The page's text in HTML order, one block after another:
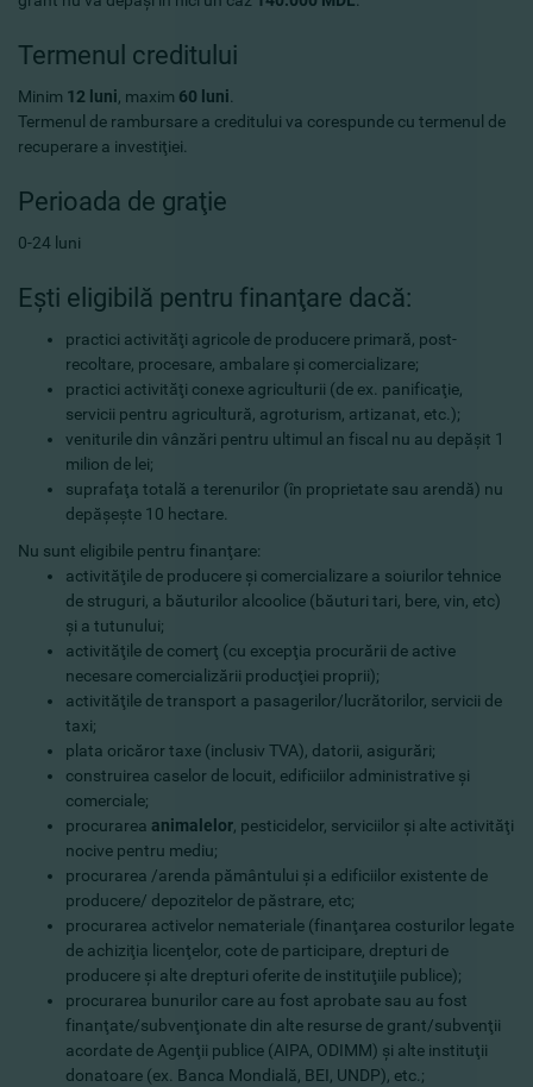
Termenul creditului
Minim 12 luni , maxim 60 luni
Termenul de rambursare a creditului va corespunde cu termenul de
recuperare a investiţiei.
Perioada de graţie
0-24 luni
Eşti eligibilă pentru finanţare dacă:
practici activităţi agricole de producere primară, post-
recoltare, procesare, ambalare şi comercializare;
practici activităţi conexe agriculturii (de ex. panificaţie,
servicii pentru agricultură, agroturism, artizanat, etc.);
veniturile din vânzări pentru ultimul an fiscal nu au depăşit 1
milion de lei;
suprafaţa totală a terenurilor (în proprietate sau arendă) nu
depăşeşte 10 hectare.
Nu sunt eligibile pentru finanţare:
activităţile de producere şi comercializare a soiurilor tehnice
de struguri, a băuturilor alcoolice (băuturi tari, bere, vin, etc)
şi a tutunului;
activităţile de comerţ (cu excepţia procurării de active
necesare comercializării producţiei proprii);
activităţile de transport a pasagerilor/lucrătorilor, servicii de
taxi;
plata oricăror taxe (inclusiv TVA), datorii, asigurări;
construirea caselor de locuit, edificiilor administrative şi
comerciale;
procurarea animalelor , pesticidelor, serviciilor şi alte activităţi
nocive pentru mediu;
procurarea /arenda pământului şi a edificiilor existente de
producere/ depozitelor de păstrare, etc;
procurarea activelor nemateriale (finanţarea costurilor legate
de achiziţia licenţelor, cote de participare, drepturi de
producere şi alte drepturi oferite de instituţiile publice);
procurarea bunurilor care au fost aprobate sau au fost
finanţate/subvenţionate din alte resurse de grant/subvenţii
acordate de Agenţii publice (AIPA, ODIMM) şi alte instituţii
donatoare (ex. Banca Mondială, BEI, UNDP), etc.;